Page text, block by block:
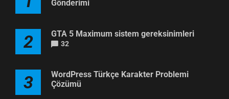
Gönderimi
2 GTA 5 Maximum sistem gereksinimleri
32
3
WordPress Türkçe Karakter Problemi
Çözümü